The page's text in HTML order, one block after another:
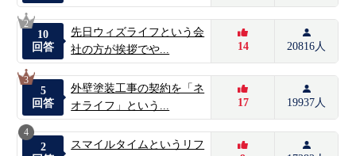
2
10
回答
先日ウィズライフという会
社の方が挨拶でや...
14 20816人
3
5
回答
外壁塗装工事の契約を「ネ
オライフ」という...
17 19937人
4
2
スマイルタイムというリフ